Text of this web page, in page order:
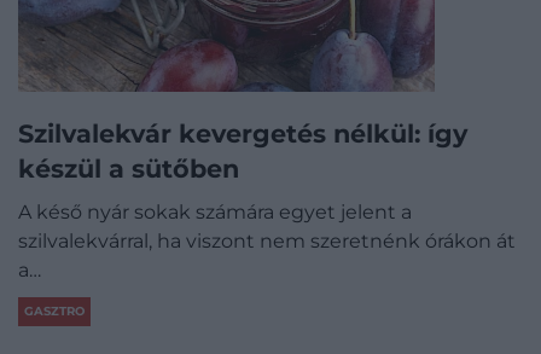
Szilvalekvár kevergetés nélkül: így
készül a sütőben
A késő nyár sokak számára egyet jelent a
szilvalekvárral, ha viszont nem szeretnénk órákon át
a…
GASZTRO